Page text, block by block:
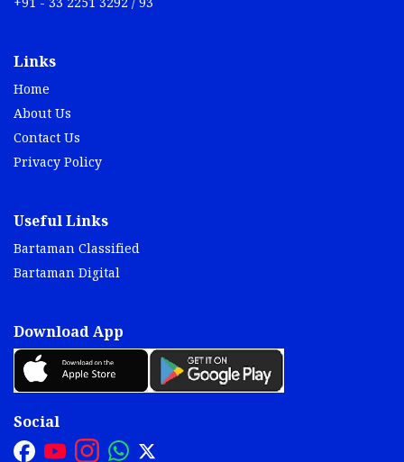
Links
Home
About Us
Contact Us
Privacy Policy
Useful Links
Bartaman Classified
Bartaman Digital
Download App
Social